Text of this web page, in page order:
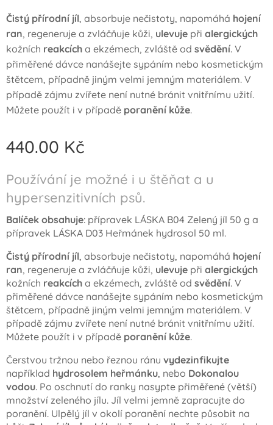
Čistý přírodní jíl, absorbuje nečistoty, napomáhá hojení
ran, regeneruje a zvláčňuje kůži, ulevuje při alergických
kožních reakcích a ekzémech, zvláště od svědění. V
přiměřené dávce nanášejte sypáním nebo kosmetickým
štětcem, případně jiným velmi jemným materiálem. V
případě zájmu zvířete není nutné bránit vnitřnímu užití.
Můžete použít i v případě poranění kůže.
440.00 Kč
Používání je možné i u štěňat a u
hypersenzitivních psů.
Balíček obsahuje: přípravek LÁSKA B04 Zelený jíl 50 g a
přípravek LÁSKA D03 Heřmánek hydrosol 50 ml.
Čistý přírodní jíl, absorbuje nečistoty, napomáhá hojení
ran, regeneruje a zvláčňuje kůži, ulevuje při alergických
kožních reakcích a ekzémech, zvláště od svědění. V
přiměřené dávce nanášejte sypáním nebo kosmetickým
štětcem, případně jiným velmi jemným materiálem. V
případě zájmu zvířete není nutné bránit vnitřnímu užití.
Můžete použít i v případě poranění kůže.
Čerstvou tržnou nebo řeznou ránu vydezinfikujte
například hydrosolem heřmánku, nebo Dokonalou
vodou. Po oschnutí do ranky nasypte přiměřené (větší)
množství zeleného jílu. Jíl velmi jemně zapracujte do
poranění. Ulpělý jíl v okolí poranění nechte působit na